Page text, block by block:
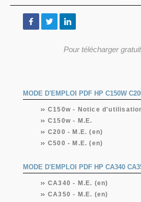
Pour télécharger
MODE D'EMPLOI PDF HP C150W
C150w - Notice
C150w - M.E.
C200 - M.E. (en)
C500 - M.E. (en)
MODE D'EMPLOI PDF HP CA340
CA340 - M.E. (en)
CA350 - M.E. (en)